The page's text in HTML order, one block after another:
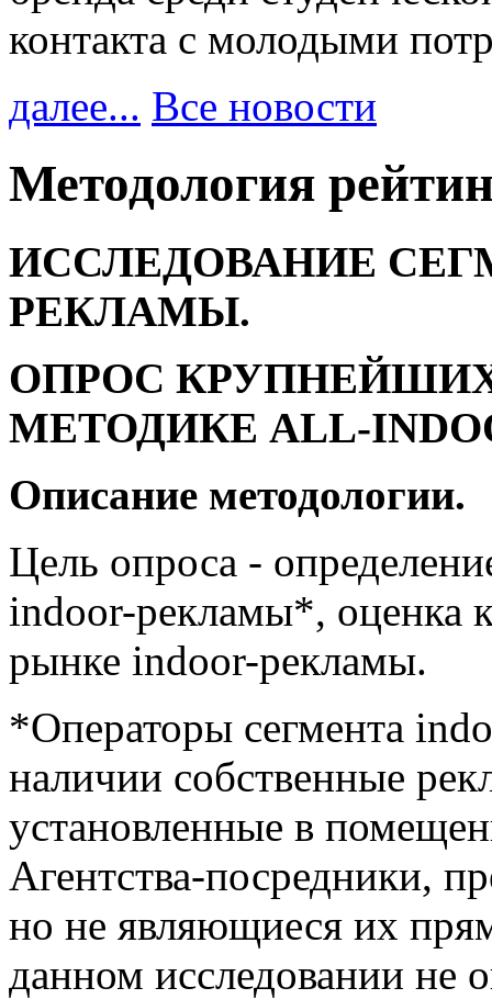
контакта с молодыми
далее... Все новости
Методология
ИССЛЕДОВАНИЕ
РЕКЛАМЫ.
ОПРОС
МЕТОДИКЕ ALL-
Описание методологии.
Цель опроса -
indoor-рекламы*, оценка
рынке indoor-рекламы.
*Операторы сегмента
наличии собственные
установленные в
Агентства-посредники,
но не являющиеся их
данном исследовании не